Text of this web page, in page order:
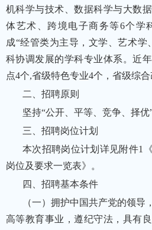
机科学与技术、数据科学与大数
体艺术、跨境电子商务等6个学
成“经管类为主导，文学、艺术学
科协调发展的学科专业体系。近
点4个,省级特色专业4个，省级综合
二、招聘原则
坚持“公开、平等、竞争、择优
三、招聘岗位计划
本次招聘岗位计划详见附件1
岗位及要求一览表》。
四、招聘基本条件
（一）拥护中国共产党的领导
高等教育事业，遵纪守法，具有